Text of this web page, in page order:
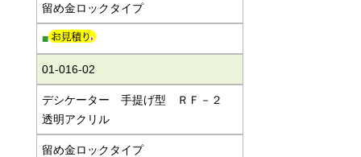
留め金ロックタイプ
■
01-016-02
デシケーター 手提げ型 ＲＦ－２
透明アクリル
留め金ロックタイプ